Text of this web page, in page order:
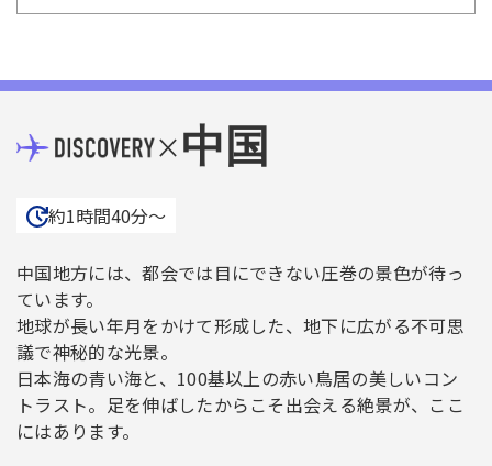
×中国
約1時間40分〜
中国地方には、都会では目にできない圧巻の景色が待っ
ています。
地球が長い年月をかけて形成した、地下に広がる不可思
議で神秘的な光景。
日本海の青い海と、100基以上の赤い鳥居の美しいコン
トラスト。足を伸ばしたからこそ出会える絶景が、ここ
にはあります。